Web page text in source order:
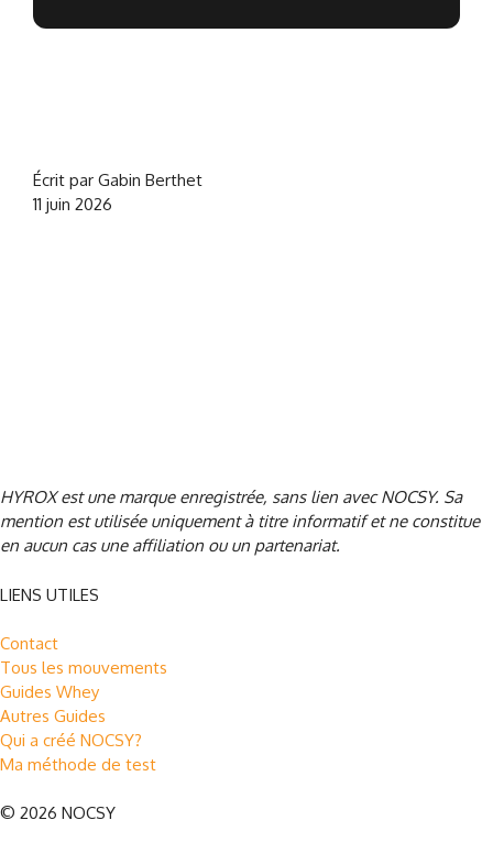
Écrit par Gabin Berthet
11 juin 2026
HYROX est une marque enregistrée, sans lien avec NOCSY. Sa
mention est utilisée uniquement à titre informatif et ne constitue
en aucun cas une affiliation ou un partenariat.
LIENS UTILES
Contact
Tous les mouvements
Guides Whey
Autres Guides
Qui a créé NOCSY?
Ma méthode de test
© 2026 NOCSY